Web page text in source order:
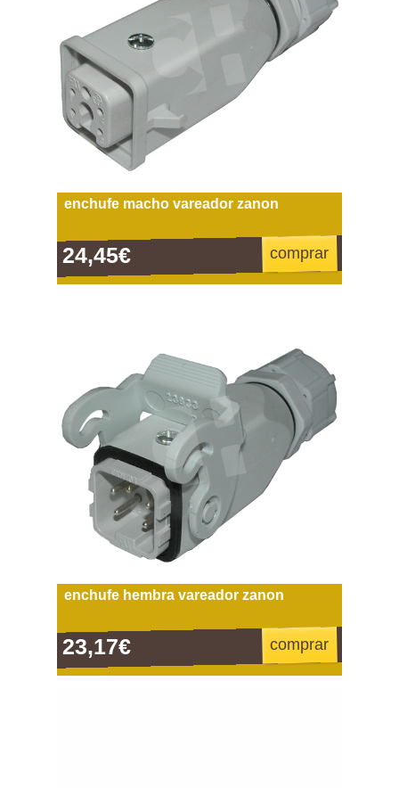
enchufe macho vareador zanon
24,45€ comprar
enchufe hembra vareador zanon
23,17€ comprar